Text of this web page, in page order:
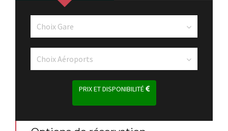
PRIX ET DISPONIBILITÉ